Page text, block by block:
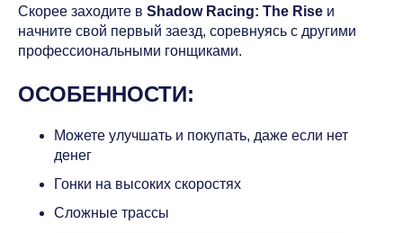
Скорее заходите в Shadow Racing: The Rise и
начните свой первый заезд, соревнуясь с другими
профессиональными гонщиками.
ОСОБЕННОСТИ:
Можете улучшать и покупать, даже если нет
денег
Гонки на высоких скоростях
Сложные трассы